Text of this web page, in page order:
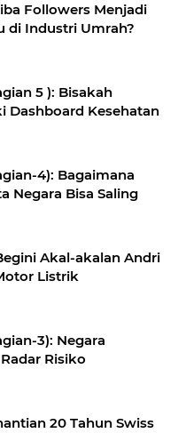
Followers Menjadi
di Industri Umrah?
5 ): Bisakah
Dashboard Kesehatan
4): Bagaimana
Negara Bisa Saling
Akal-akalan Andri
Listrik
3): Negara
Risiko
20 Tahun Swiss